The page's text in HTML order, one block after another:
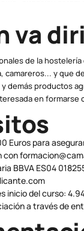
va
de la
camareros... y que
demás productos
en formarse
Euros para
con
BBVA ES04
inicio del curso:
a través de